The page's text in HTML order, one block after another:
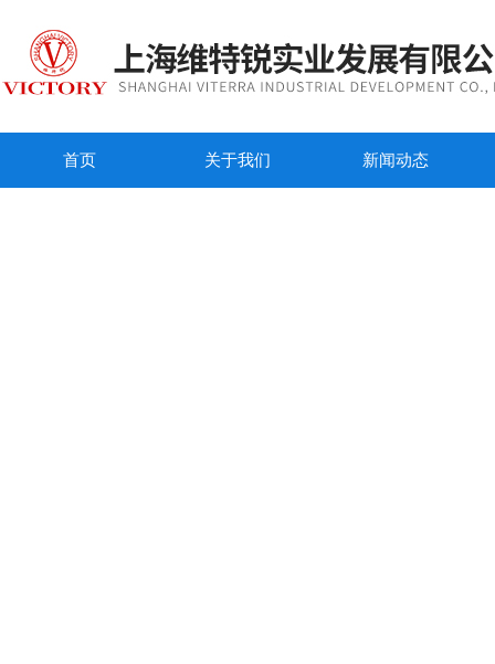
首页 关于我们 新闻动态